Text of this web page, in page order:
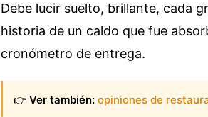
Debe lucir suelto, brillante, cada
historia de un caldo que fue
cronómetro de entrega.
👉 Ver también: opiniones de